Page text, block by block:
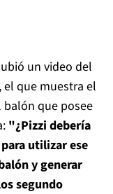
un video del
que muestra el
balón que posee
"¿Pizzi debería
utilizar ese
y generar
segundo